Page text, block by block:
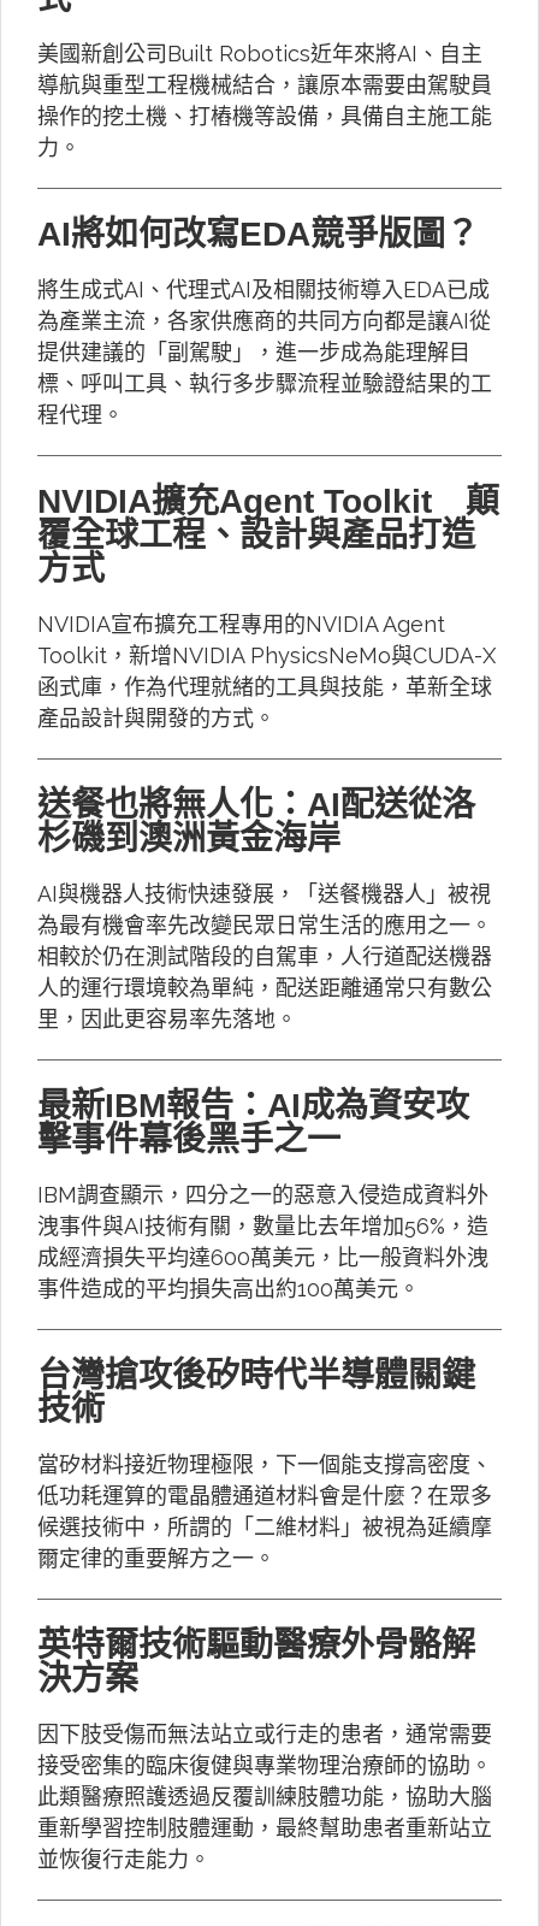
美國新創公司Built Robotics近年來將AI、自主
導航與重型工程機械結合，讓原本需要由駕駛員
操作的挖土機、打樁機等設備，具備自主施工能
力。
AI將如何改寫EDA競爭版圖？
將生成式AI、代理式AI及相關技術導入EDA已成
為產業主流，各家供應商的共同方向都是讓AI從
提供建議的「副駕駛」，進一步成為能理解目
標、呼叫工具、執行多步驟流程並驗證結果的工
程代理。
NVIDIA擴充Agent Toolkit 顛
覆全球工程、設計與產品打造
方式
NVIDIA宣布擴充工程專用的NVIDIA Agent
Toolkit，新增NVIDIA PhysicsNeMo與CUDA-X
函式庫，作為代理就緒的工具與技能，革新全球
產品設計與開發的方式。
送餐也將無人化：AI配送從洛
杉磯到澳洲黃金海岸
AI與機器人技術快速發展，「送餐機器人」被視
為最有機會率先改變民眾日常生活的應用之一。
相較於仍在測試階段的自駕車，人行道配送機器
人的運行環境較為單純，配送距離通常只有數公
里，因此更容易率先落地。
最新IBM報告：AI成為資安攻
擊事件幕後黑手之一
IBM調查顯示，四分之一的惡意入侵造成資料外
洩事件與AI技術有關，數量比去年增加56%，造
成經濟損失平均達600萬美元，比一般資料外洩
事件造成的平均損失高出約100萬美元。
台灣搶攻後矽時代半導體關鍵
技術
當矽材料接近物理極限，下一個能支撐高密度、
低功耗運算的電晶體通道材料會是什麼？在眾多
候選技術中，所謂的「二維材料」被視為延續摩
爾定律的重要解方之一。
英特爾技術驅動醫療外骨骼解
決方案
因下肢受傷而無法站立或行走的患者，通常需要
接受密集的臨床復健與專業物理治療師的協助。
此類醫療照護透過反覆訓練肢體功能，協助大腦
重新學習控制肢體運動，最終幫助患者重新站立
並恢復行走能力。